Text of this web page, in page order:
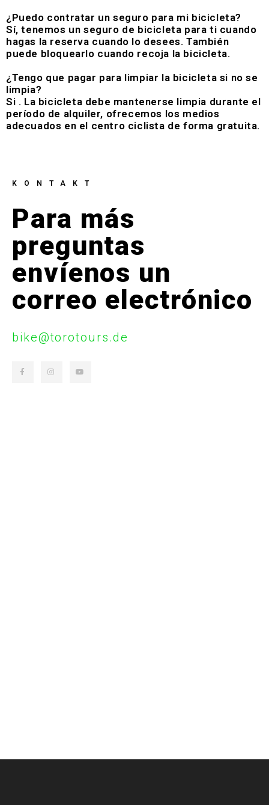
¿Puedo contratar un seguro para mi bicicleta?
Sí, tenemos un seguro de bicicleta para ti cuando
hagas la reserva cuando lo desees. También
puede bloquearlo cuando recoja la bicicleta.
¿Tengo que pagar para limpiar la bicicleta si no se
limpia?
Si . La bicicleta debe mantenerse limpia durante el
período de alquiler, ofrecemos los medios
adecuados en el centro ciclista de forma gratuita.
KONTAKT
Para más
preguntas
envíenos un
correo electrónico
bike@torotours.de